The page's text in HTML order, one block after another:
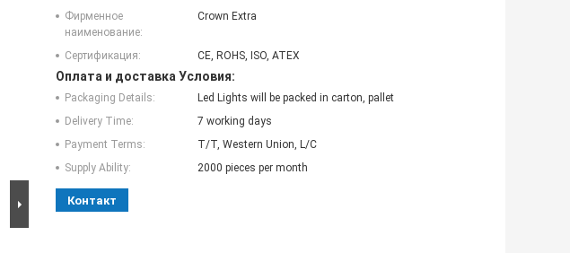
Фирменное
наименование:
Crown Extra
Сертификация: CE, ROHS, ISO, ATEX
Оплата и доставка Условия:
Packaging Details:
Led Lights will be packed in carton, pallet
Delivery Time:
7 working days
Payment Terms:
T/T, Western Union, L/C
Supply Ability:
2000 pieces per month
Контакт